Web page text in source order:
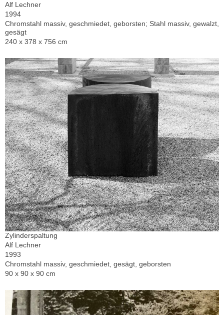
Alf Lechner
1994
Chromstahl massiv, geschmiedet, geborsten; Stahl massiv, gewalzt,
gesägt
240 x 378 x 756 cm
Zylinderspaltung
Alf Lechner
1993
Chromstahl massiv, geschmiedet, gesägt, geborsten
90 x 90 x 90 cm